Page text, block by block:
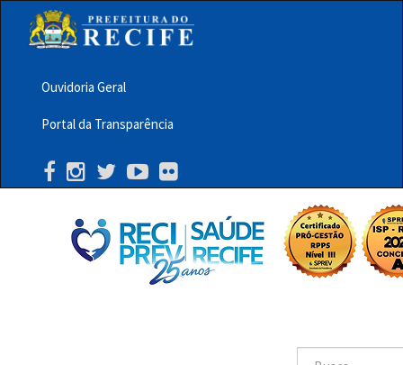
principalMenu
Barra
Topo
PCR
Ouvidoria Geral
Portal da Transparência
Buscar